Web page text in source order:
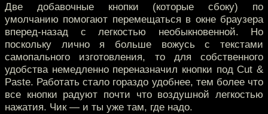
Две добавочные кнопки (которые сбоку) по
умолчанию помогают перемещаться в окне браузера
вперед-назад с легкостью необыкновенной. Но
поскольку лично я больше вожусь с текстами
самопального изготовления, то для собственного
удобства немедленно переназначил кнопки под Cut &
Paste. Работать стало гораздо удобнее, тем более что
все кнопки радуют почти что воздушной легкостью
нажатия. Чик — и ты уже там, где надо.